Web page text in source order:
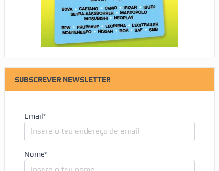
SUBSCREVER NEWSLETTER
Email*
Nome*